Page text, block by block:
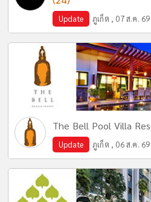
Update ภูเก็ต , 07 ส.ค. 69
The Bell Pool Villa
Update ภูเก็ต , 06 ส.ค. 69